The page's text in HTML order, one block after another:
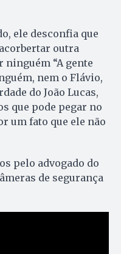
ele desconfia que
outra
ninguém “A gente
nem o Flávio,
do João Lucas,
que pode pegar no
um fato que ele não
pelo advogado do
de segurança